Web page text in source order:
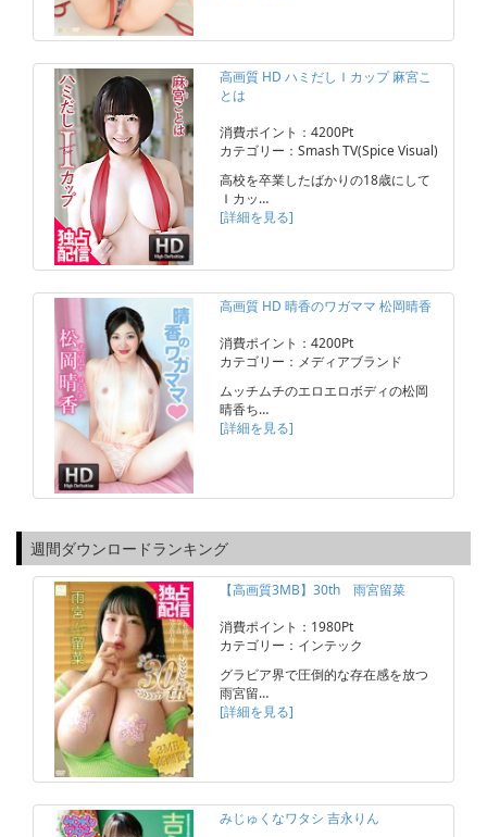
高画質 HD ハミだしＩカップ 麻宮こ
とは
消費ポイント：4200Pt
カテゴリー：Smash TV(Spice Visual)
高校を卒業したばかりの18歳にして
Ｉカッ…
[詳細を見る]
高画質 HD 晴香のワガママ 松岡晴香
消費ポイント：4200Pt
カテゴリー：メディアブランド
ムッチムチのエロエロボディの松岡
晴香ち…
[詳細を見る]
週間ダウンロードランキング
【高画質3MB】30th 雨宮留菜
消費ポイント：1980Pt
カテゴリー：インテック
グラビア界で圧倒的な存在感を放つ
雨宮留…
[詳細を見る]
みじゅくなワタシ 吉永りん